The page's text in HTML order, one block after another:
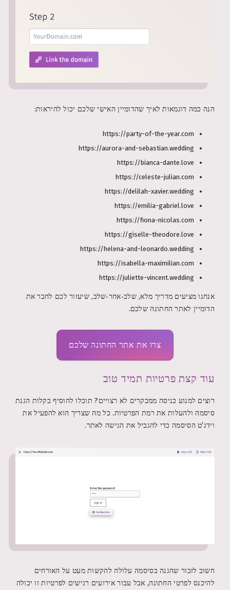
הנה כמה דוגמאות לאיך שהדומיין האישי שלכם יכול להיראות:
https://party-of-the-year.com
https://aurora-and-sebastian.wedding
https://bianca-dante.love
https://celeste-julian.com
https://delilah-xavier.wedding
https://emilia-gabriel.love
https://fiona-nicolas.com
https://giselle-theodore.love
https://helena-and-leonardo.wedding
https://isabella-maximilian.com
https://juliette-vincent.wedding
אנחנו מציעים מדריך מלא, שלב‑אחר‑שלב, שיעזור לכם לחבר את
הדומיין לאתר החתונה שלכם.
צרו את אתר החתונה שלכם
עוד קצת פרטיות תמיד טוב
רוצים למנוע כניסה ממבקרים לא רצויים? תוכלו להוסיף בקלות הגנת
סיסמה ולהעלות את רמת הפרטיות. כל מה שצריך הוא להפעיל את
וידג’ט הסיסמה כדי להגביל את הגישה לאתר.
חשוב לזכור שהגנה בסיסמה עלולה להקשות מעט על האורחים
להיכנס לפרטי החתונה, אבל עבור אירועים רגישים לפרטיות זו יכולה